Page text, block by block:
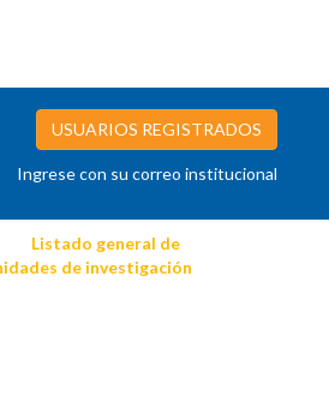
USUARIOS REGISTRADOS
Ingrese con su correo institucional
Listado general de
de investigación